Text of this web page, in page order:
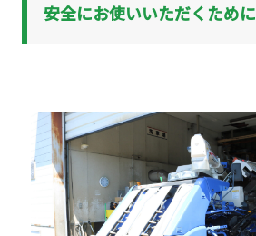
安全にお使いいただくために